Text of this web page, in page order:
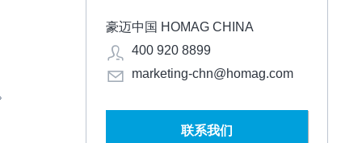
豪迈中国 HOMAG CHINA
400 920 8899
marketing-chn@homag.com
联系我们